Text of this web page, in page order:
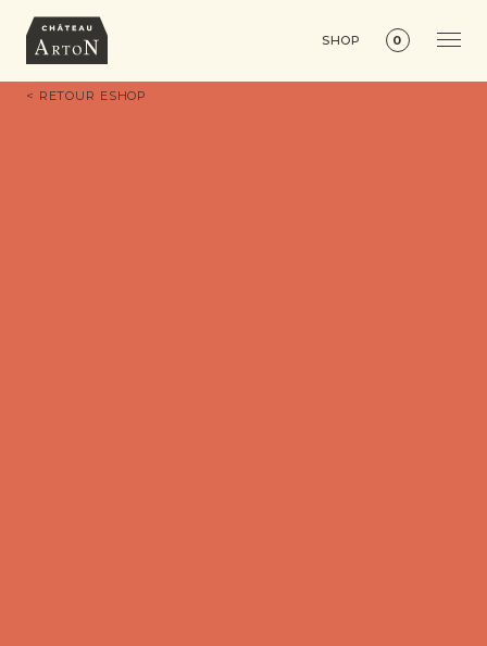
SHOP 0
< RETOUR ESHOP